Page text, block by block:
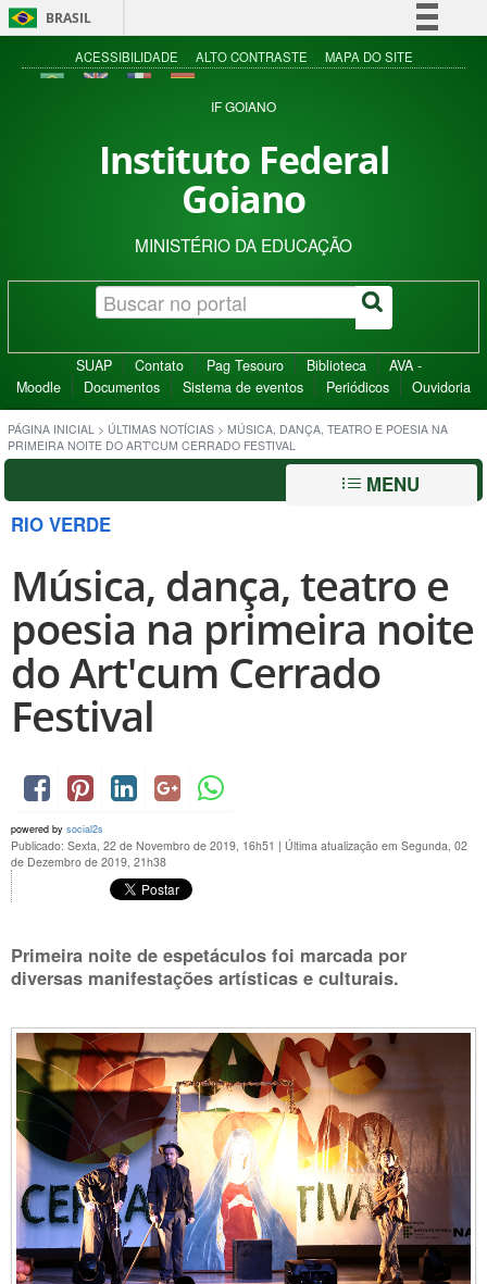
BRASIL
Simplifique!
Acesso à informação
ACESSIBILIDADE ALTO CONTRASTE MAPA DO SITE
IF GOIANO
Instituto Federal
Goiano
MINISTÉRIO DA EDUCAÇÃO
SUAP Contato Pag Tesouro Biblioteca
AVA -
Moodle
Documentos Sistema de eventos Periódicos Ouvidoria
PÁGINA INICIAL > ÚLTIMAS NOTÍCIAS > MÚSICA, DANÇA, TEATRO E POESIA NA
PRIMEIRA NOITE DO ART'CUM CERRADO FESTIVAL
MENU
RIO VERDE
Música, dança, teatro e
poesia na primeira noite
do Art'cum Cerrado
Festival
powered by social2s
Publicado: Sexta, 22 de Novembro de 2019, 16h51 | Última atualização em Segunda, 02
de Dezembro de 2019, 21h38
Primeira noite de espetáculos foi marcada por
diversas manifestações artísticas e culturais.